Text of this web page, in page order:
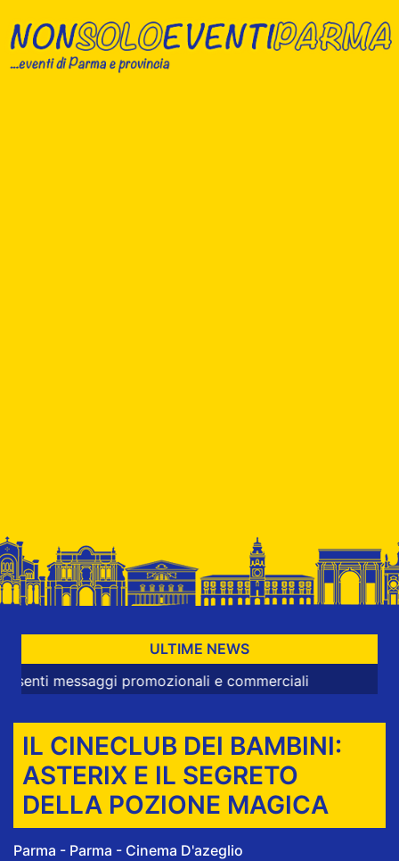
ULTIME NEWS
promozionali e commerciali
IL CINECLUB DEI BAMBINI:
ASTERIX E IL SEGRETO
DELLA POZIONE MAGICA
Parma - Parma - Cinema D'azeglio